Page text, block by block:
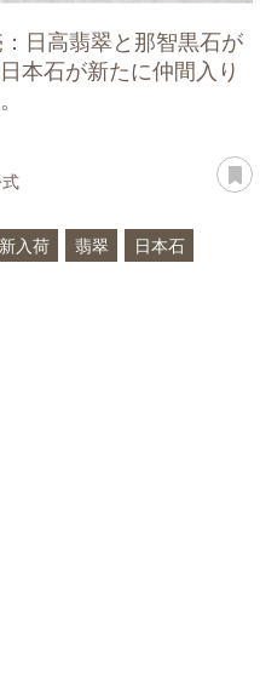
日高翡翠と那智黒石が
本石が新たに仲間入り
新入荷 翡翠
日本石